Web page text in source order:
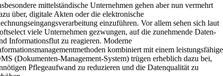
mittelständische Unternehmen gehen aber nun vermehrt
über, digitale Akten oder die elektronische
einzuführen. Vor allem sehen sich laut
viele Unternehmen gezwungen, auf die zunehmende Daten-
Informationsflut zu reagieren. Moderne
kombiniert mit einem
(Dokumenten-Management-System) trügen erheblich dazu bei,
Pflegeaufwand zu reduzieren und die Datenqualität zu